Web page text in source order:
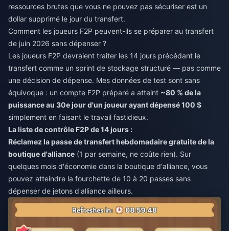
ressources brutes que vous ne pouvez pas sécuriser est un
dollar supprimé le jour du transfert.
Comment les joueurs F2P peuvent-ils se préparer au transfert
de juin 2026 sans dépenser ?
Les joueurs F2P devraient traiter les 14 jours précédant le
transfert comme un sprint de stockage structuré — pas comme
une décision de dépense. Mes données de test sont sans
équivoque : un compte F2P préparé a atteint ~80 % de la
puissance au 30e jour d'un joueur ayant dépensé 100 $
simplement en faisant le travail fastidieux.
La liste de contrôle F2P de 14 jours :
Réclamez la passe de transfert hebdomadaire gratuite de la
boutique d'alliance (1 par semaine, ne coûte rien). Sur
quelques mois d'économie dans la boutique d'alliance, vous
pouvez atteindre la fourchette de 10 à 20 passes sans
dépenser de jetons d'alliance ailleurs.